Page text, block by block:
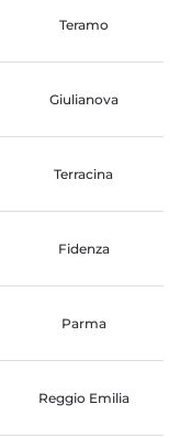
Teramo
Giulianova
Terracina
Fidenza
Parma
Reggio Emilia